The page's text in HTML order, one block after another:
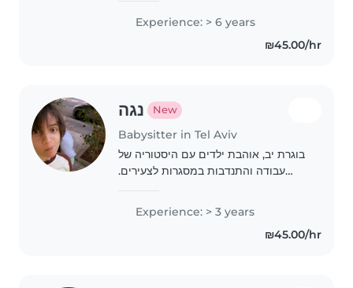
סביבה בטוחה, תומכת ומהנה עבור
הילדים.
Experience: > 6 years
₪45.00/hr
נגה New
Babysitter in Tel Aviv
בוגרת יב, אוהבת ילדים עם היסטוריה של
עבודה והתנדבות במסגרות לצעירים.
Experience: > 3 years
₪45.00/hr